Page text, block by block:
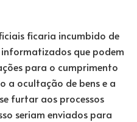
ficaria incumbido de
que podem
para o cumprimento
a ocultação de bens e a
furtar aos processos
seriam enviados para